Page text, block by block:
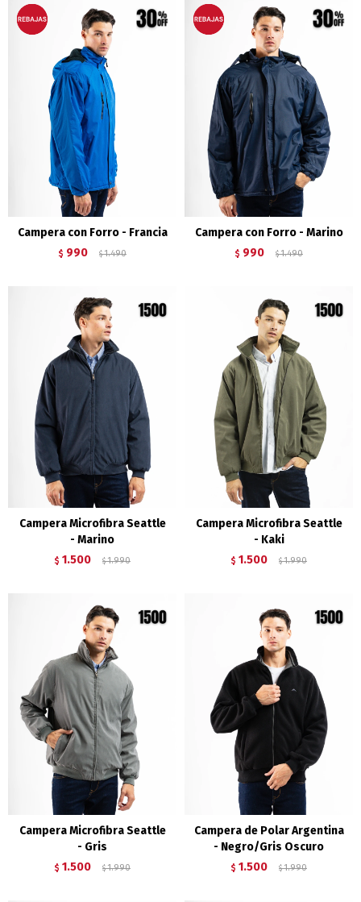
Campera con Forro - Francia
$ 990 $ 1.490
Campera con Forro - Marino
$ 990 $ 1.490
Campera Microfibra Seattle
- Marino
$ 1.500 $ 1.990
Campera Microfibra Seattle
- Kaki
$ 1.500 $ 1.990
Campera Microfibra Seattle
- Gris
$ 1.500 $ 1.990
Campera de Polar Argentina
- Negro/Gris Oscuro
$ 1.500 $ 1.990